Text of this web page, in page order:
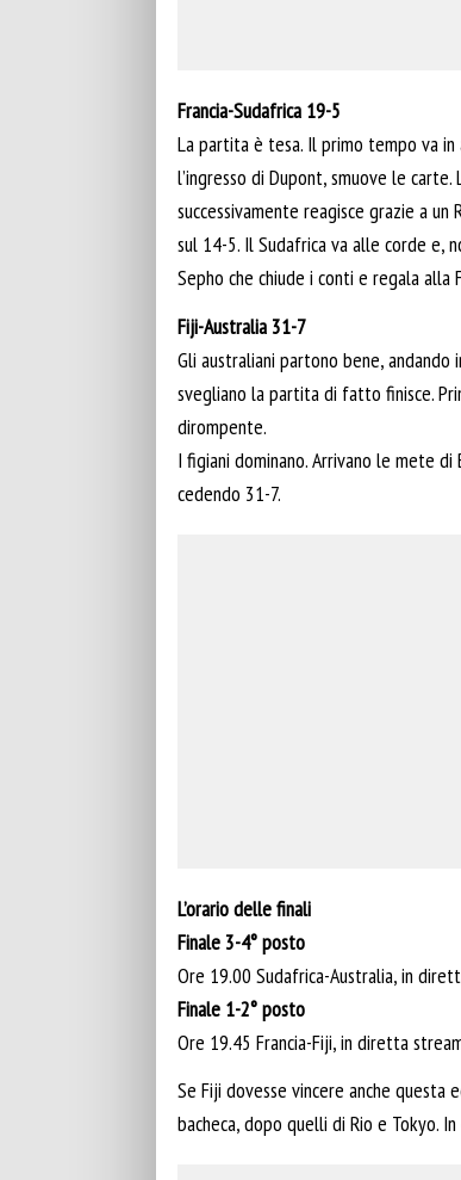
Francia-Sudafrica 19-5
La partita è tesa. Il primo tempo va
l’ingresso di Dupont, smuove le
successivamente reagisce grazie a
sul 14-5. Il Sudafrica va alle corde e,
Sepho che chiude i conti e regala alla
Fiji-Australia 31-7
Gli australiani partono bene, andando
svegliano la partita di fatto finisce.
dirompente.
I figiani dominano. Arrivano le mete di
cedendo 31-7.
L’orario delle finali
Finale 3-4° posto
Ore 19.00 Sudafrica-Australia, in
Finale 1-2° posto
Ore 19.45 Francia-Fiji, in diretta
Se Fiji dovesse vincere anche
bacheca, dopo quelli di Rio e Tokyo.